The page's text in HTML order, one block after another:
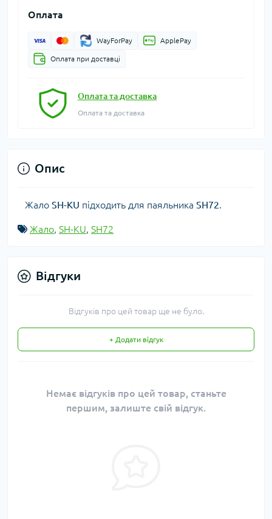
Оплата
WayForPay ApplePay
Оплата при доставці
Оплата та доставка
Оплата та доставка
Опис
Жало SH-KU підходить для паяльника SH72.
Жало, SH-KU, SH72
Відгуки
Відгуків про цей товар ще не було.
+ Додати відгук
Немає відгуків про цей товар, станьте
першим, залиште свій відгук.